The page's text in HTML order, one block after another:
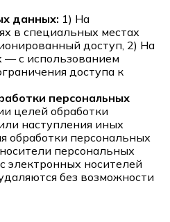
данных: 1) На
в специальных местах
доступ, 2) На
— с использованием
доступа к
персональных
целей обработки
наступления иных
обработки персональных
персональных
электронных носителей
без возможности